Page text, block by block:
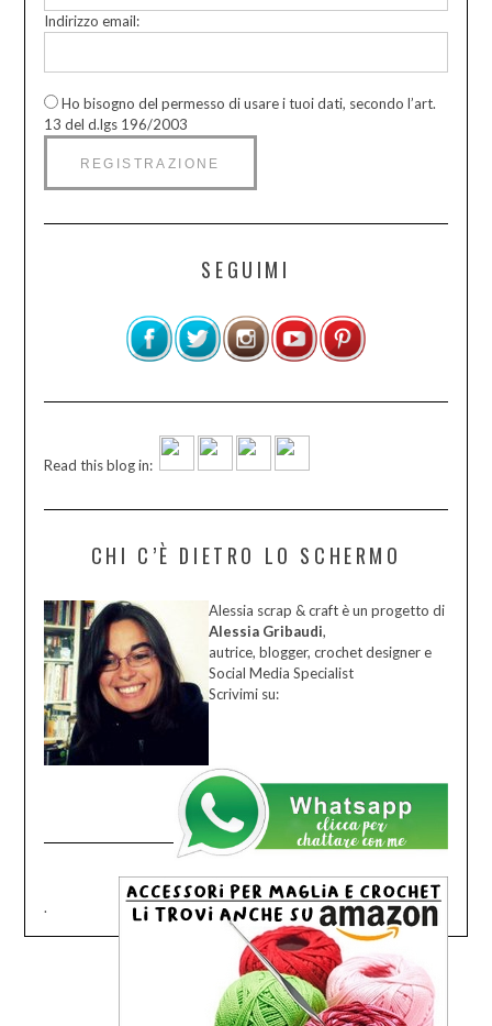
Indirizzo email:
Ho bisogno del permesso di usare i tuoi dati, secondo l’art.
13 del d.lgs 196/2003
SEGUIMI
Read this blog in:
CHI C’È DIETRO LO SCHERMO
Alessia scrap & craft è un progetto di
Alessia Gribaudi,
autrice, blogger, crochet designer e
Social Media Specialist
Scrivimi su:
.